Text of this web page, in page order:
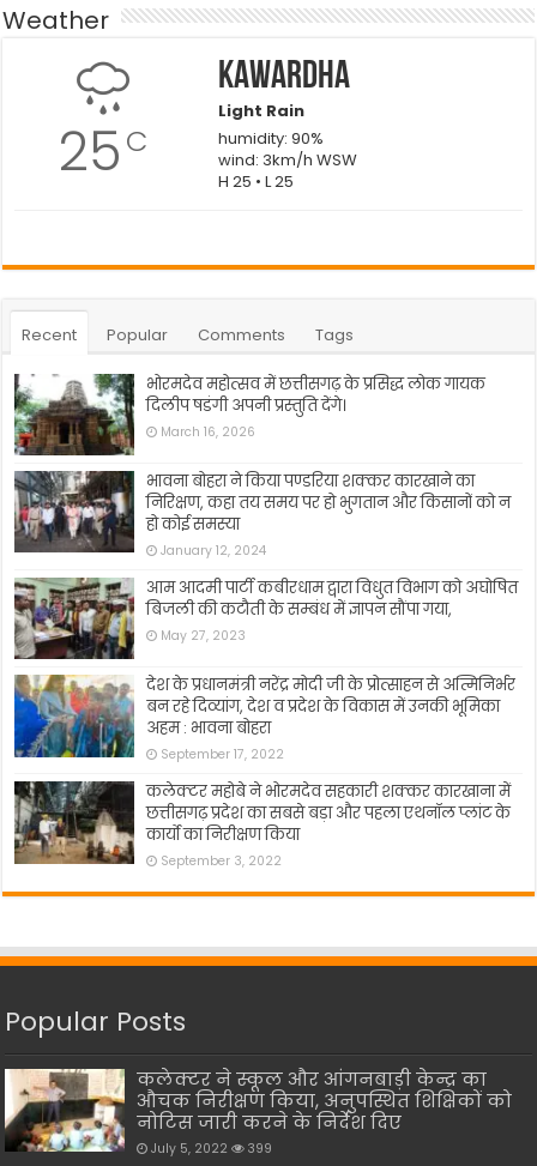
Weather
25 C
Kawardha
Light Rain
humidity: 90%
wind: 3km/h WSW
H 25 • L 25
Recent Popular Comments Tags
भोरमदेव महोत्सव में छत्तीसगढ़ के प्रसिद्ध लोक गायक
दिलीप षडंगी अपनी प्रस्तुति देंगे।
March 16, 2026
भावना बोहरा ने किया पण्डरिया शक्कर कारखाने का
निरिक्षण, कहा तय समय पर हो भुगतान और किसानों को न
हो कोई समस्या
January 12, 2024
आम आदमी पार्टी कबीरधाम द्वारा विधुत विभाग को अघोषित
बिजली की कटौती के सम्बंध में ज्ञापन सौंपा गया,
May 27, 2023
देश के प्रधानमंत्री नरेंद्र मोदी जी के प्रोत्साहन से अत्मिनिर्भर
बन रहे दिव्यांग, देश व प्रदेश के विकास में उनकी भूमिका
अहम : भावना बोहरा
September 17, 2022
कलेक्टर महोबे ने भोरमदेव सहकारी शक्कर कारखाना में
छत्तीसगढ़ प्रदेश का सबसे बड़ा और पहला एथनॉल प्लांट के
कार्यो का निरीक्षण किया
September 3, 2022
Popular Posts
कलेक्टर ने स्कूल और आंगनबाड़ी केन्द्र का
औचक निरीक्षण किया, अनुपस्थित शिक्षिकों को
नोटिस जारी करने के निर्देश दिए
July 5, 2022 399